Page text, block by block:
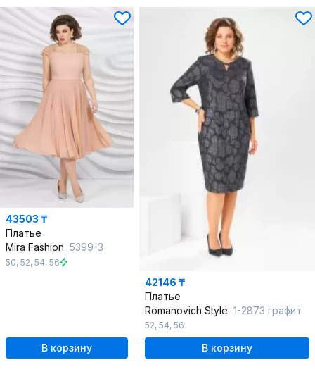
43503 ₸
Платье
Mira Fashion 5399-3
50, 52, 54, 56
В корзину
42146 ₸
Платье
Romanovich Style 1-2873 графит
52, 54, 56
В корзину